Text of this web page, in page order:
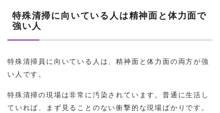
特殊清掃に向いている人は精神面と体力面で
強い人
特殊清掃員に向いている人は、精神面と体力面の両方が強
い人です。
特殊清掃の現場は非常に汚染されています。普通に生活し
ていれば、まず見ることのない衝撃的な現場ばかりです。